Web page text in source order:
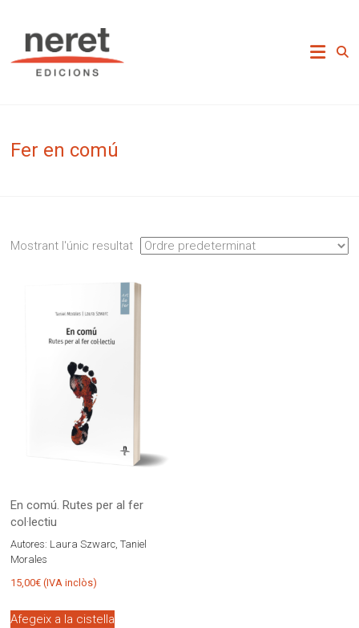
content
Neret Edicions
Fer en comú
Mostrant l'únic resultat
En comú. Rutes per al fer
col·lectiu
Autores: Laura Szwarc, Taniel
Morales
15,00€ (IVA inclòs)
Afegeix a la cistella